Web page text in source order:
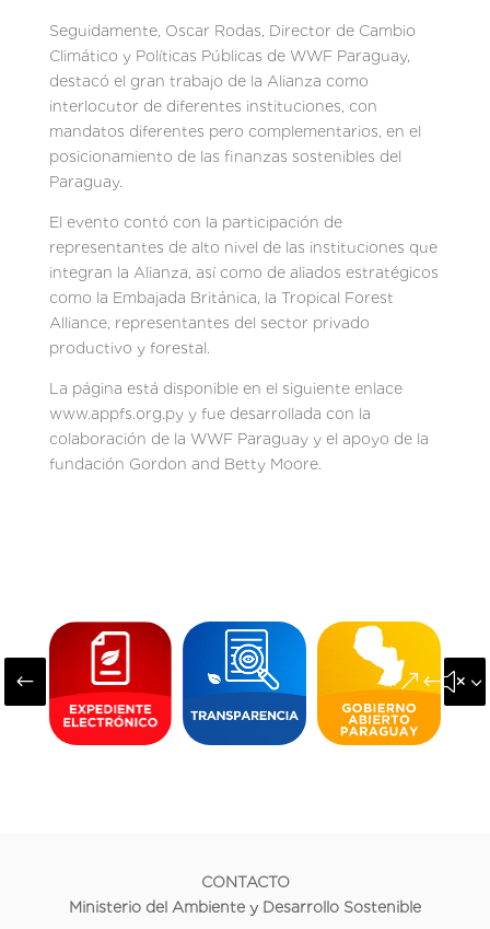
Seguidamente, Oscar Rodas, Director de Cambio
Climático y Políticas Públicas de WWF Paraguay,
destacó el gran trabajo de la Alianza como
interlocutor de diferentes instituciones, con
mandatos diferentes pero complementarios, en el
posicionamiento de las finanzas sostenibles del
Paraguay.
El evento contó con la participación de
representantes de alto nivel de las instituciones que
integran la Alianza, así como de aliados estratégicos
como la Embajada Británica, la Tropical Forest
Alliance, representantes del sector privado
productivo y forestal.
La página está disponible en el siguiente enlace
www.appfs.org.py y fue desarrollada con la
colaboración de la WWF Paraguay y el apoyo de la
fundación Gordon and Betty Moore.
#
CONTACTO
Ministerio del Ambiente y Desarrollo Sostenible